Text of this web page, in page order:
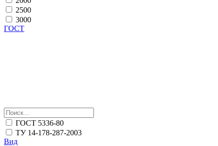
2500
3000
ГОСТ
ГОСТ 5336-80
ТУ 14-178-287-2003
Вид